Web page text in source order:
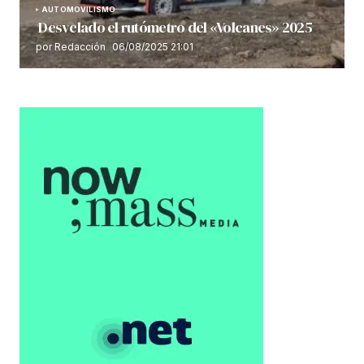
AUTOMOVILISMO
Desvelado el rutómetro del «Volcanes» 2025
por Redacción 06/08/2025 21:01